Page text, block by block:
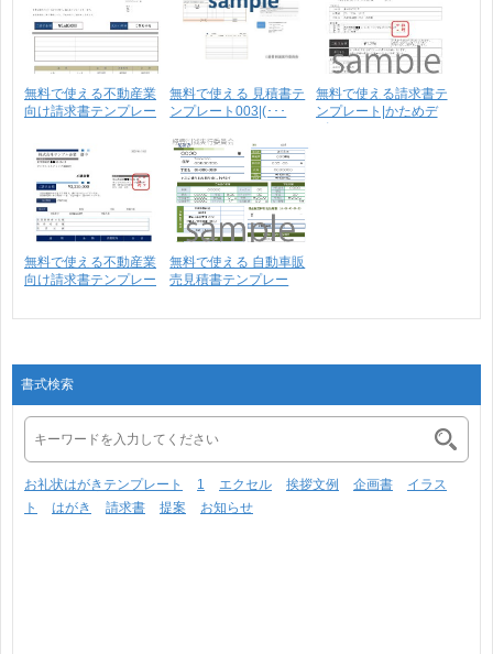
無料で使える不動産業
向け請求書テンプレー
無料で使える 見積書テ
ンプレート003|(･･･
無料で使える請求書テ
ンプレート|かためデ
無料で使える不動産業
向け請求書テンプレー
無料で使える 自動車販
売見積書テンプレー
書式検索
お礼状はがきテンプレート 1 エクセル 挨拶文例 企画書
イラス
ト
はがき 請求書 提案 お知らせ